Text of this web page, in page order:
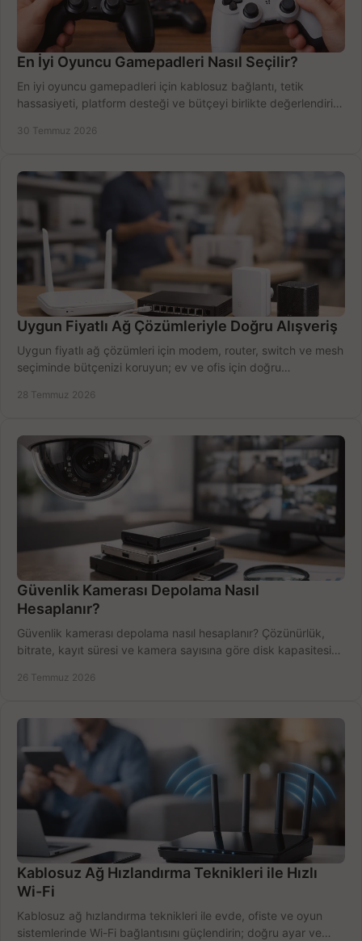
En İyi Oyuncu Gamepadleri Nasıl Seçilir?
En iyi oyuncu gamepadleri için kablosuz bağlantı, tetik
hassasiyeti, platform desteği ve bütçeyi birlikte değerlendirin;
30 Temmuz 2026
Uygun Fiyatlı Ağ Çözümleriyle Doğru Alışveriş
Uygun fiyatlı ağ çözümleri için modem, router, switch ve mesh
seçiminde bütçenizi koruyun; ev ve ofis için doğru
28 Temmuz 2026
Güvenlik Kamerası Depolama Nasıl
Hesaplanır?
Güvenlik kamerası depolama nasıl hesaplanır? Çözünürlük,
bitrate, kayıt süresi ve kamera sayısına göre disk kapasitesini
26 Temmuz 2026
Kablosuz Ağ Hızlandırma Teknikleri ile Hızlı
Wi-Fi
Kablosuz ağ hızlandırma teknikleri ile evde, ofiste ve oyun
sistemlerinde Wi-Fi bağlantısını güçlendirin; doğru ayar ve